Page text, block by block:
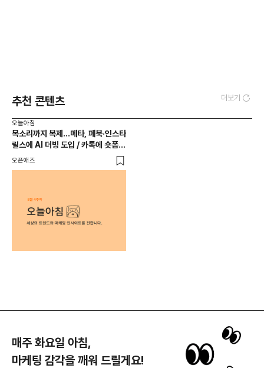
추천 콘텐츠 더보기
오늘아침
목소리까지 복제…메타, 페북·인스타
릴스에 AI 더빙 도입 / 카톡에 숏폼
영상 서비스 들어간다
오픈애즈
매주 화요일 아침,
마케팅 감각을 깨워 드릴게요!